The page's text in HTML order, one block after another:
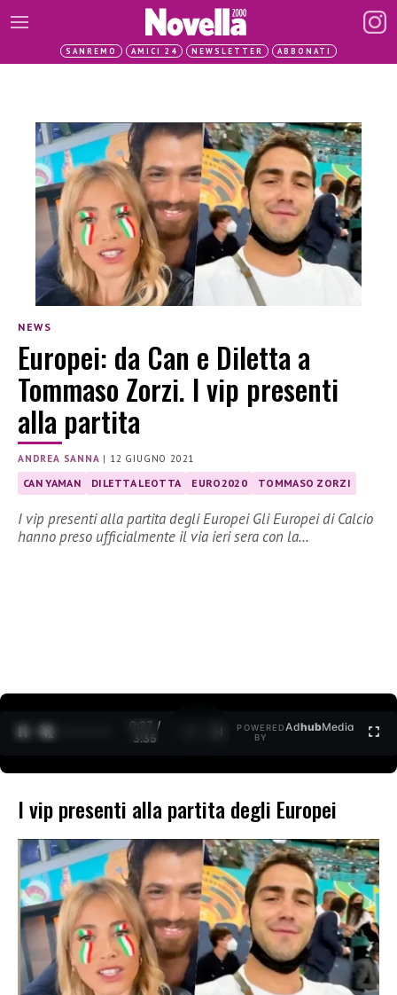
SANREMO AMICI 24 NEWSLETTER ABBONATI
NEWS
Europei: da Can e Diletta a
Tommaso Zorzi. I vip presenti
alla partita
ANDREA SANNA | 12 GIUGNO 2021
CAN YAMAN DILETTA LEOTTA EURO2020 TOMMASO ZORZI
I vip presenti alla partita degli Europei Gli Europei di Calcio
hanno preso ufficialmente il via ieri sera con la…
0:28 /
3:35
POWERED
BY
AdhubMedia
I vip presenti alla partita degli Europei